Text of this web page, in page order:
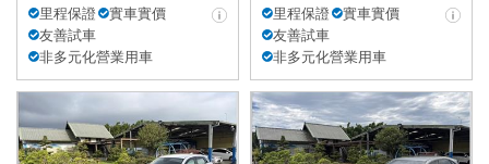
里程保證
實車實價
友善試車
非多元化營業用車
里程保證
實車實價
友善試車
非多元化營業用車